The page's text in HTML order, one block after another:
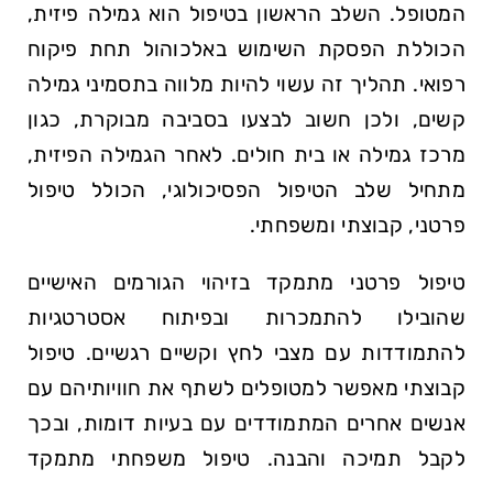
המטופל. השלב הראשון בטיפול הוא גמילה פיזית,
הכוללת הפסקת השימוש באלכוהול תחת פיקוח
רפואי. תהליך זה עשוי להיות מלווה בתסמיני גמילה
קשים, ולכן חשוב לבצעו בסביבה מבוקרת, כגון
מרכז גמילה או בית חולים. לאחר הגמילה הפיזית,
מתחיל שלב הטיפול הפסיכולוגי, הכולל טיפול
פרטני, קבוצתי ומשפחתי.
טיפול פרטני מתמקד בזיהוי הגורמים האישיים
שהובילו להתמכרות ובפיתוח אסטרטגיות
להתמודדות עם מצבי לחץ וקשיים רגשיים. טיפול
קבוצתי מאפשר למטופלים לשתף את חוויותיהם עם
אנשים אחרים המתמודדים עם בעיות דומות, ובכך
לקבל תמיכה והבנה. טיפול משפחתי מתמקד